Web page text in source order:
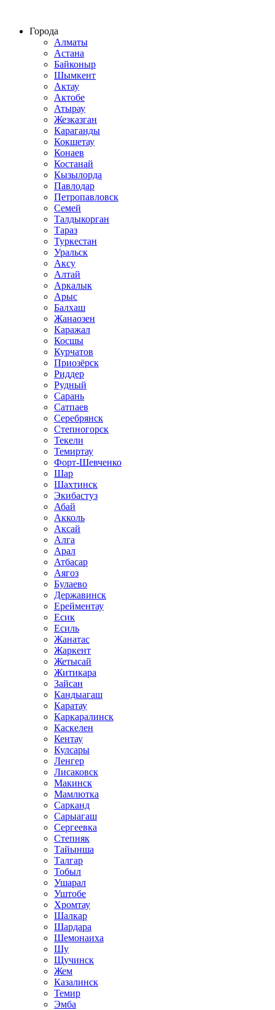
Города
Алматы
Астана
Байконыр
Шымкент
Актау
Актобе
Атырау
Жезказган
Караганды
Кокшетау
Конаев
Костанай
Кызылорда
Павлодар
Петропавловск
Семей
Талдыкорган
Тараз
Туркестан
Уральск
Аксу
Алтай
Аркалык
Арыс
Балхаш
Жанаозен
Каражал
Косшы
Курчатов
Приозёрск
Риддер
Рудный
Сарань
Сатпаев
Серебрянск
Степногорск
Текели
Темиртау
Форт-Шевченко
Шар
Шахтинск
Экибастуз
Абай
Акколь
Аксай
Алга
Арал
Атбасар
Аягоз
Булаево
Державинск
Ерейментау
Есик
Есиль
Жанатас
Жаркент
Жетысай
Житикара
Зайсан
Кандыагаш
Каратау
Каркаралинск
Каскелен
Кентау
Кулсары
Ленгер
Лисаковск
Макинск
Мамлютка
Сарканд
Сарыагаш
Сергеевка
Степняк
Тайынша
Талгар
Тобыл
Ушарал
Уштобе
Хромтау
Шалкар
Шардара
Шемонаиха
Шу
Щучинск
Жем
Казалинск
Темир
Эмба